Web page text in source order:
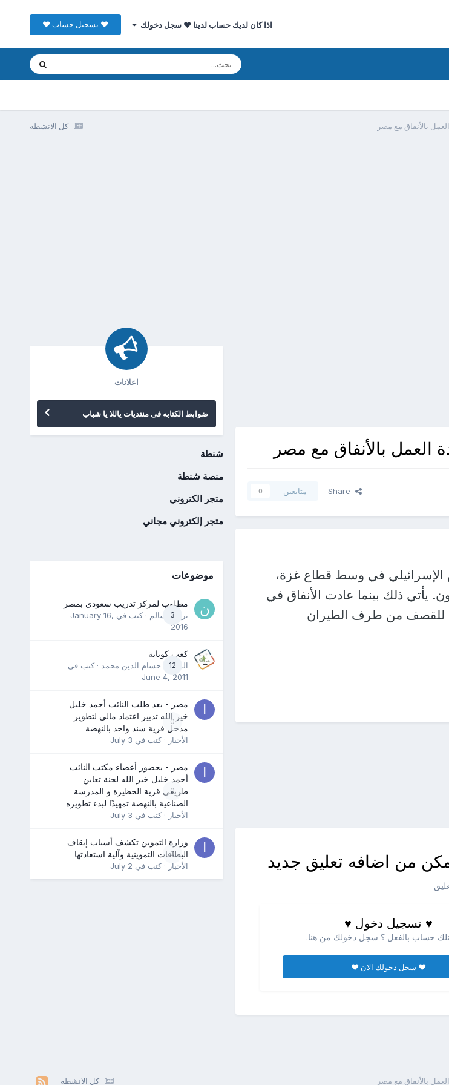
اذا كان لديك حساب لدينا ♥ سجل دخولك ♥ تسجيل حساب ♥
كل الانشطة بالأنفاق مع مصر
العمل بالأنفاق مع مصر
Share متابعين 0
الإسرائيلي في وسط قطاع غزة،
يأتي ذلك بينما عادت الأنفاق في
للقصف من طرف الطيران
من اضافه تعليق جديد
♥ تسجيل دخول ♥
حساب بالفعل ؟ سجل دخولك من هنا.
♥ سجل دخولك الان ♥
اعلانات
ضوابط الكتابه فى منتديات ياللا يا شباب
شنطة
منصة شنطة
متجر الكتروني
متجر إلكتروني مجاني
موضوعات
3
مطلوب لمركز تدريب سعودى بمصر
نرمين سالم · كتب في January 16,
2016
12
كعب كوباية
المدرب حسام الدين محمد · كتب في
June 4, 2011
0
مصر - بعد طلب النائب أحمد خليل
خير الله تدبير اعتماد مالي لتطوير
مدخل قرية سند واحد بالنهضة
الأخبار · كتب في July 3
0
مصر - بحضور أعضاء مكتب النائب
أحمد خليل خير الله لجنة تعاين
طريقي قرية الحظيرة و المدرسة
الصناعية بالنهضة تمهيدًا لبدء تطويره
الأخبار · كتب في July 3
0
وزارة التموين تكشف أسباب إيقاف
البطاقات التموينية وآلية استعادتها
الأخبار · كتب في July 2
كل الانشطة بالأنفاق مع مصر